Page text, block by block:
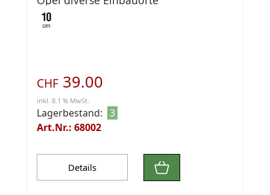
CHF 39.00
inkl. 8.1 % MwSt.
Lagerbestand: 3
Art.Nr.: 68002
Details